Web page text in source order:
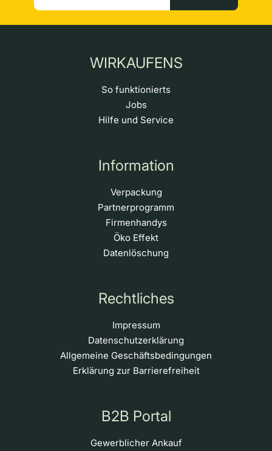
WIRKAUFENS
So funktionierts
Jobs
Hilfe und Service
Information
Verpackung
Partnerprogramm
Firmenhandys
Öko Effekt
Datenlöschung
Rechtliches
Impressum
Datenschutzerklärung
Allgemeine Geschäftsbedingungen
Erklärung zur Barrierefreiheit
B2B Portal
Gewerblicher Ankauf